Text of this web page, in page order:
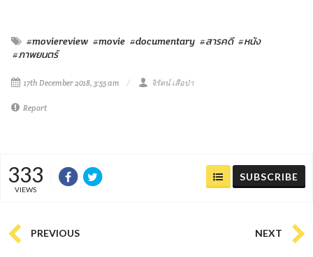
#moviereview #movie #documentary #สารคดี #หนัง
#ภาพยนตร์
17th December 2018, 3:55 am จิรัตน์ เสือป่า
Report
333
VIEWS
SUBSCRIBE
PREVIOUS NEXT